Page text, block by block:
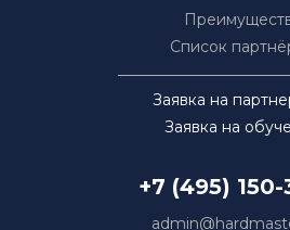
Список
Заявка на
Заявка на
+7 (495) 150-